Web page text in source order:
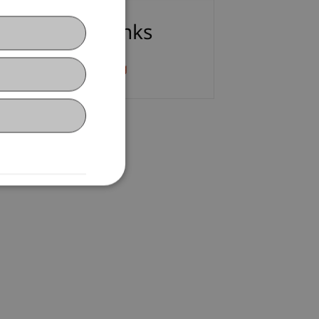
/ Links
Einwilligung